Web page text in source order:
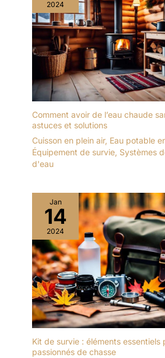
2024
Comment avoir de l’eau chaude
astuces et solutions
Cuisson en plein air, Eau potable
Équipement de survie, Systèmes
d'eau
Jan
14
2024
Kit de survie : éléments essentiels
passionnés de chasse